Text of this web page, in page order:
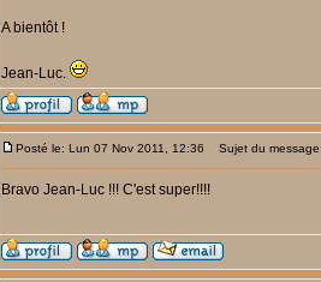
A bientôt !
Jean-Luc.
Posté le: Lun 07 Nov 2011, 12:36 Sujet du
Bravo Jean-Luc !!! C'est super!!!!